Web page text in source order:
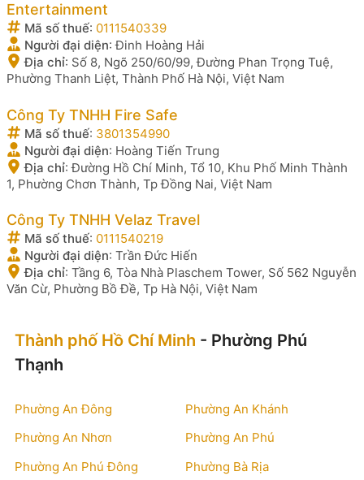
Entertainment
Mã số thuế: 0111540339
Người đại diện:Đinh Hoàng Hải
Địa chỉ: Số 8, Ngõ 250/60/99, Đường Phan Trọng Tuệ,
Phường Thanh Liệt, Thành Phố Hà Nội, Việt Nam
Công Ty TNHH Fire Safe
Mã số thuế: 3801354990
Người đại diện: Hoàng Tiến Trung
Địa chỉ:Đường Hồ Chí Minh, Tổ 10, Khu Phố Minh Thành
1, Phường Chơn Thành, Tp Đồng Nai, Việt Nam
Công Ty TNHH Velaz Travel
Mã số thuế: 0111540219
Người đại diện: Trần Đức Hiến
Địa chỉ: Tầng 6, Tòa Nhà Plaschem Tower, Số 562 Nguyễn
Văn Cừ, Phường Bồ Đề, Tp Hà Nội, Việt Nam
Thành phố Hồ Chí Minh - Phường Phú
Thạnh
Phường An Đông
Phường An Khánh
Phường An Nhơn
Phường An Phú
Phường An Phú Đông
Phường Bà Rịa